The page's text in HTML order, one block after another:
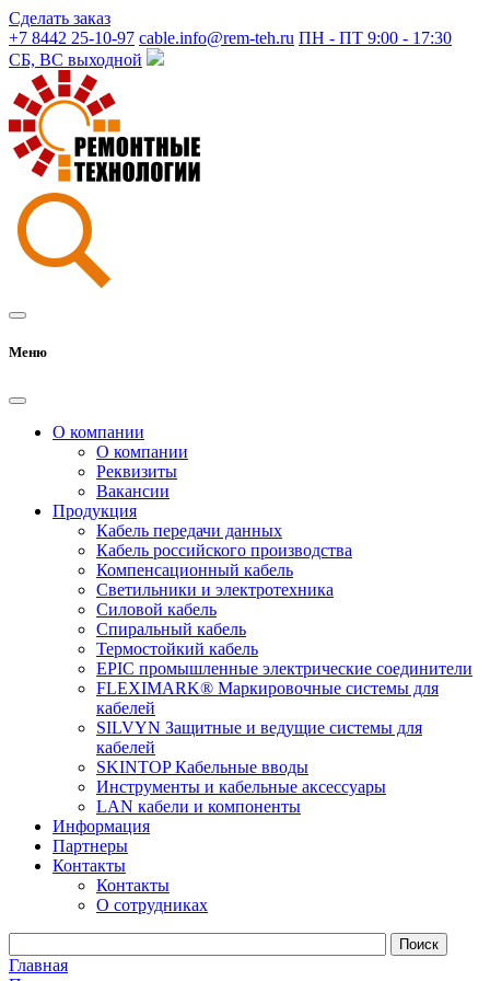
Сделать заказ
+7 8442 25-10-97 cable.info@rem-teh.ru ПН - ПТ 9:00 - 17:30
СБ, ВС выходной
Меню
О компании
О компании
Реквизиты
Вакансии
Продукция
Кабель передачи данных
Кабель российского производства
Компенсационный кабель
Светильники и электротехника
Силовой кабель
Спиральный кабель
Термостойкий кабель
EPIC промышленные электрические соединители
FLEXIMARK® Маркировочные системы для
кабелей
SILVYN Защитные и ведущие системы для
кабелей
SKINTOP Кабельные вводы
Инструменты и кабельные аксессуары
LAN кабели и компоненты
Информация
Партнеры
Контакты
Контакты
О сотрудниках
Главная